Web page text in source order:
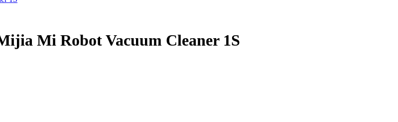
Mi Robot Vacuum Cleaner 1S